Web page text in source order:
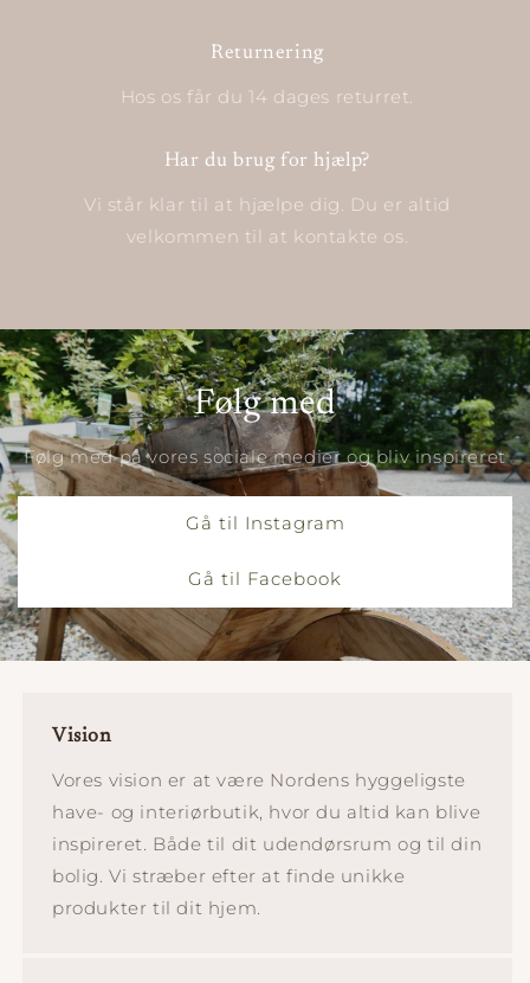
Returnering
Hos os får du 14 dages returret.
Har du brug for hjælp?
Vi står klar til at hjælpe dig. Du er altid
velkommen til at kontakte os.
Følg med
Følg med på vores sociale medier og bliv inspireret
Gå til Instagram
Gå til Facebook
Vision
Vores vision er at være Nordens hyggeligste
have- og interiørbutik, hvor du altid kan blive
inspireret. Både til dit udendørsrum og til din
bolig. Vi stræber efter at finde unikke
produkter til dit hjem.